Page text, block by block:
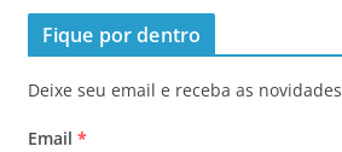
Fique por dentro
Deixe seu email e receba as novidades
Email *